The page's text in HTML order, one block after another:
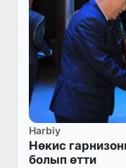
Harbiy
Нөкис
болып өтти